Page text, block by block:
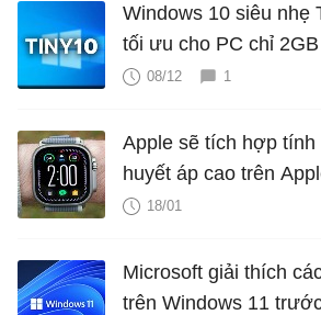
Windows 10 siêu nhẹ
tối ưu cho PC chỉ
08/12 1
Apple sẽ tích hợp tính
huyết áp cao trên
2025?
18/01
Microsoft giải thích
trên Windows 11